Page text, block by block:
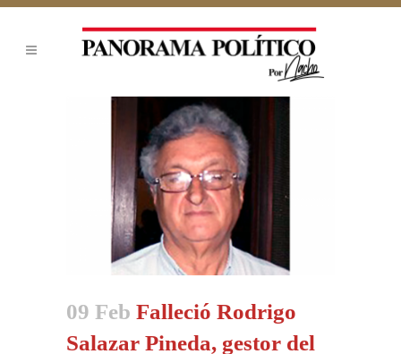
09 Feb Falleció Rodrigo
Salazar Pineda, gestor del